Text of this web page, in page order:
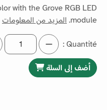
with the Grove RGB LED
module. المزيد من المعلومات
Quantité :
أضف إلى السلة